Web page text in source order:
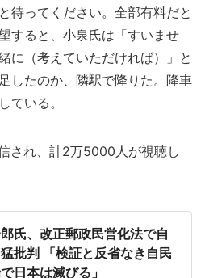
待ってください。全部有料だと
すると、小泉氏は「すいませ
に（考えていただければ）」と
したのか、隣駅で降りた。降車
ている。
され、計2万5000人が視聴し
氏、改正郵政民営化法で自
批判 「検証と反省なき自民
日本は滅びる」